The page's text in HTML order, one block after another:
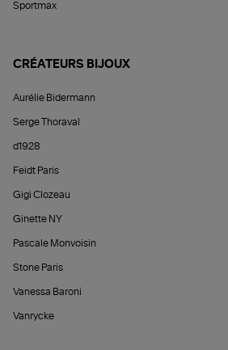
Sportmax
CRÉATEURS BIJOUX
Aurélie Bidermann
Serge Thoraval
d1928
Feidt Paris
Gigi Clozeau
Ginette NY
Pascale Monvoisin
Stone Paris
Vanessa Baroni
Vanrycke